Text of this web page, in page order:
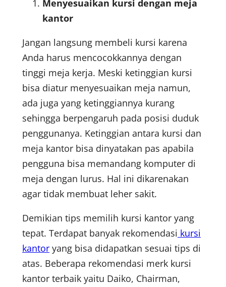
Menyesuaikan kursi dengan meja
kantor
Jangan langsung membeli kursi karena
Anda harus mencocokkannya dengan
tinggi meja kerja. Meski ketinggian kursi
bisa diatur menyesuaikan meja namun,
ada juga yang ketinggiannya kurang
sehingga berpengaruh pada posisi duduk
penggunanya. Ketinggian antara kursi dan
meja kantor bisa dinyatakan pas apabila
pengguna bisa memandang komputer di
meja dengan lurus. Hal ini dikarenakan
agar tidak membuat leher sakit.
Demikian tips memilih kursi kantor yang
tepat. Terdapat banyak rekomendasi kursi
kantor yang bisa didapatkan sesuai tips di
atas. Beberapa rekomendasi merk kursi
kantor terbaik yaitu Daiko, Chairman,